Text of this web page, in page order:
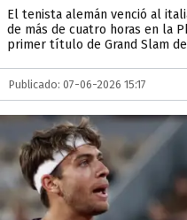
El tenista alemán venció al
de más de cuatro horas en la
primer título de Grand Slam
Publicado: 07-06-2026 15:17